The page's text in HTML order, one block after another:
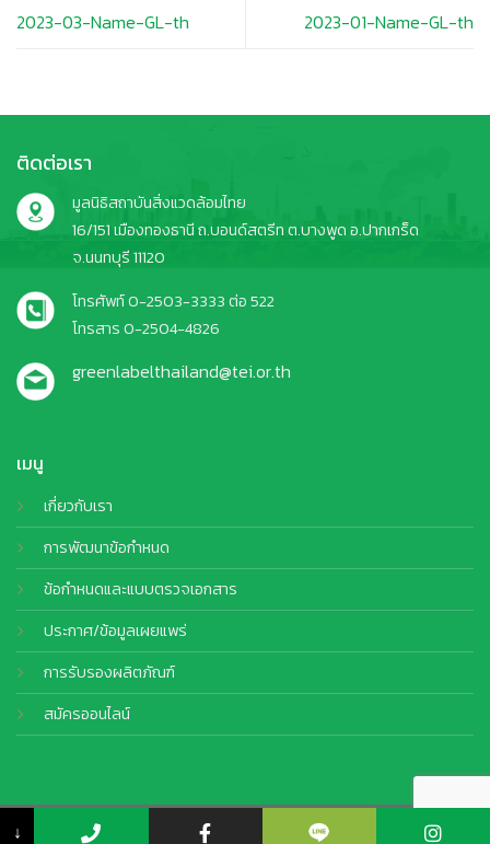
2023-03-Name-GL-th 2023-01-Name-GL-th
เมนู
เกี่ยวกับเรา
การพัฒนาข้อกำหนด
ข้อกำหนดและแบบตรวจเอกสาร
ประกาศ/ข้อมูลเผยแพร่
การรับรองผลิตภัณฑ์
สมัครออนไลน์
ติดต่อเรา
มูลนิธิสถาบันสิ่งแวดล้อมไทย
16/151 เมืองทองธานี ถ.บอนด์สตรีท ต.บางพูด อ.ปากเกร็ด
จ.นนทบุรี 11120
โทรศัพท์ 0-2503-3333 ต่อ 522
โทรสาร 0-2504-4826
greenlabelthailand@tei.or.th
© Copyright 2026 TEI. All Rights Reserved by CJ Soft Co., Ltd.
↓